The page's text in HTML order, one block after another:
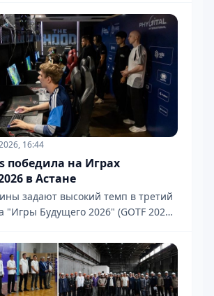
16:44
победила на Играх
в Астане
задают высокий темп в третий
"Игры Будущего 2026" (GOTF 2026)
серию.